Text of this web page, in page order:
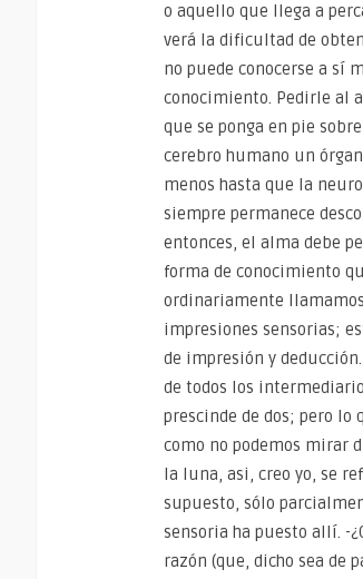
o aquello que llega a
verá la dificultad de
no puede conocerse a sí
conocimiento. Pedirle al
que se ponga en pie
cerebro humano un
menos hasta que la
siempre permanece
entonces, el alma debe
forma de conocimiento
ordinariamente
impresiones sensorias;
de impresión y
de todos los
prescinde de dos; pero
como no podemos mirar
la luna, asi, creo yo, se
supuesto, sólo
sensoria ha puesto allí. -
razón (que, dicho sea de